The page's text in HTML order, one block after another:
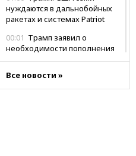
нуждаются в дальнобойных
ракетах и системах Patriot
00:01 Трамп заявил о
необходимости пополнения
вчера, 23:28Слуцкий призвал
признать «Яблоко»
Все новости »